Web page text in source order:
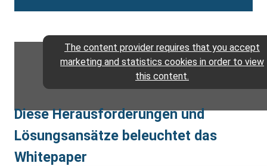
The content provider requires that you accept
marketing and statistics cookies in order to view
this content.
Diese Herausforderungen und
Lösungsansätze beleuchtet das
Whitepaper